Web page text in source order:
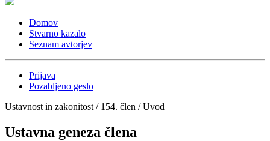
Domov
Stvarno kazalo
Seznam avtorjev
Prijava
Pozabljeno geslo
Ustavnost in zakonitost / 154. člen / Uvod
Ustavna geneza člena